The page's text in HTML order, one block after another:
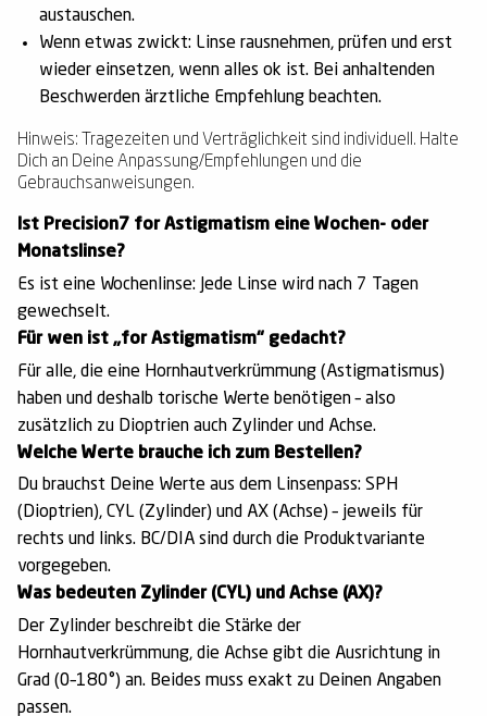
austauschen.
Wenn etwas zwickt: Linse rausnehmen, prüfen und erst
wieder einsetzen, wenn alles ok ist. Bei anhaltenden
Beschwerden ärztliche Empfehlung beachten.
Hinweis: Tragezeiten und Verträglichkeit sind individuell. Halte
Dich an Deine Anpassung/Empfehlungen und die
Gebrauchsanweisungen.
Ist Precision7 for Astigmatism eine Wochen- oder
Monatslinse?
Es ist eine Wochenlinse: Jede Linse wird nach 7 Tagen
gewechselt.
Für wen ist „for Astigmatism“ gedacht?
Für alle, die eine Hornhautverkrümmung (Astigmatismus)
haben und deshalb torische Werte benötigen – also
zusätzlich zu Dioptrien auch Zylinder und Achse.
Welche Werte brauche ich zum Bestellen?
Du brauchst Deine Werte aus dem Linsenpass: SPH
(Dioptrien), CYL (Zylinder) und AX (Achse) – jeweils für
rechts und links. BC/DIA sind durch die Produktvariante
vorgegeben.
Was bedeuten Zylinder (CYL) und Achse (AX)?
Der Zylinder beschreibt die Stärke der
Hornhautverkrümmung, die Achse gibt die Ausrichtung in
Grad (0–180°) an. Beides muss exakt zu Deinen Angaben
passen.